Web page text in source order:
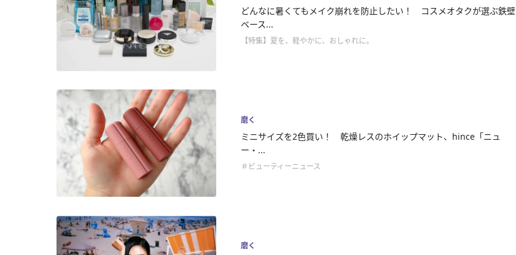
どんなに暑くてもメイク崩れを防止したい！ コスメオタクが選ぶ鉄壁
ベース...
【特集】夏を、軽やかに、おしゃれに。
磨く
ミニサイズを2色買い！ 乾燥レスのホイップマット、hince「ニュ
ー・...
＃ビューティーニュース
磨く